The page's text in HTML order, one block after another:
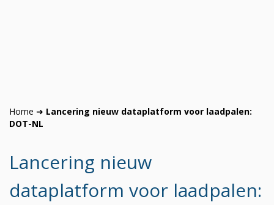
Home ➜ Lancering nieuw dataplatform voor laadpalen:
DOT-NL
Lancering nieuw
dataplatform voor laadpalen: